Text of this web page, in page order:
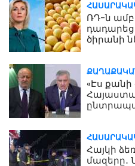
ՌԴ-ն
ծիրանի
«Էս քանի
Հայկի
մազերը․